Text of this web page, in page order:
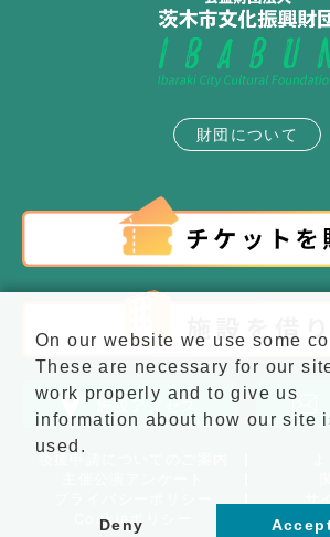
財団について
施設アクセス
Cookieポリシー
On our website we use some
These are necessary for our
work properly and to give us
information about how our site
used.
Deny